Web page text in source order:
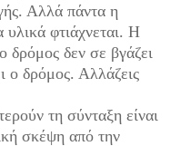
Αλλά πάντα η
υλικά φτιάχνεται. Η
δεν σε βγάζει
ο δρόμος. Αλλάζεις
τη σύνταξη είναι
σκέψη από την